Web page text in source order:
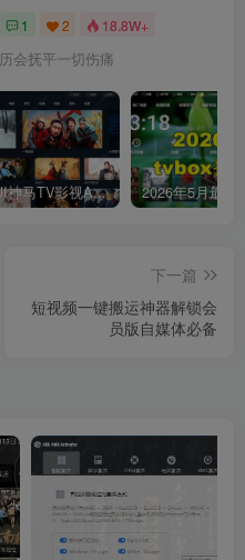
1 2 18.8W+
会抚平一切伤痛
最新UI神马TV影视APP源码 乐檬影视苹果CMS后台 包含前后端源码
下一篇
短视频一键搬运神器解锁会
员版自媒体必备